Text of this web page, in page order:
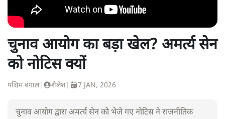
चुनाव आयोग का बड़ा खेल? अमर्त्य सेन
को नोटिस क्यों
पश्चिम बंगाल| शैलेश 7 JAN, 2026
चुनाव आयोग द्वारा अमर्त्य सेन को भेजे गए नोटिस ने राजनीतिक